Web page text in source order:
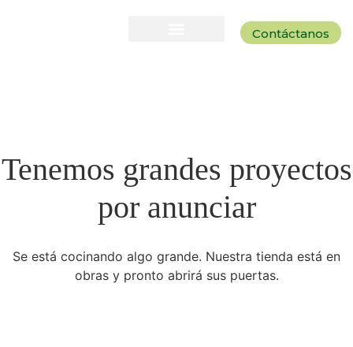
Contáctanos
Tenemos grandes proyectos
por anunciar
Se está cocinando algo grande. Nuestra tienda está en
obras y pronto abrirá sus puertas.